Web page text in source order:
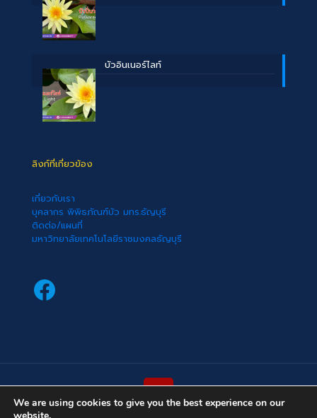
บัวอินเนอร์ไลท์
ลิงก์ที่เกี่ยวข้อง
เกี่ยวกับเรา
บุคลากร พิพิธภัณฑ์บัว มทร.ธัญบุรี
ติดต่อ/แผนที่
มหาวิทยาลัยเทคโนโลยีราชมงคลธัญบุรี
Facebook
We are using cookies to give you the best experience on our